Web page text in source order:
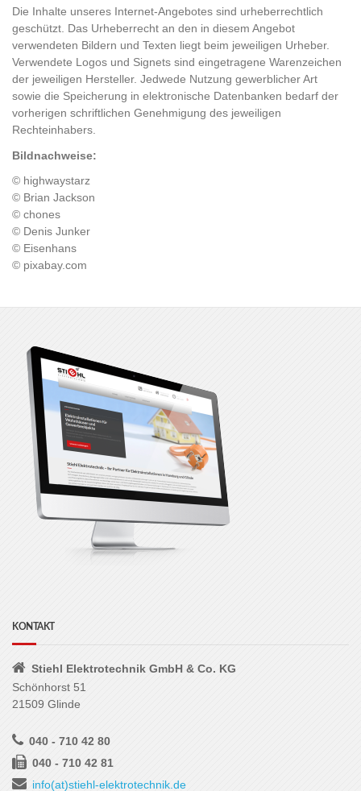
Die Inhalte unseres Internet-Angebotes sind urheberrechtlich
geschützt. Das Urheberrecht an den in diesem Angebot
verwendeten Bildern und Texten liegt beim jeweiligen Urheber.
Verwendete Logos und Signets sind eingetragene Warenzeichen
der jeweiligen Hersteller. Jedwede Nutzung gewerblicher Art
sowie die Speicherung in elektronische Datenbanken bedarf der
vorherigen schriftlichen Genehmigung des jeweiligen
Rechteinhabers.
Bildnachweise:
© highwaystarz
© Brian Jackson
© chones
© Denis Junker
© Eisenhans
© pixabay.com
KONTAKT
Stiehl Elektrotechnik GmbH & Co. KG
Schönhorst 51
21509 Glinde
040 - 710 42 80
040 - 710 42 81
info(at)stiehl-elektrotechnik.de